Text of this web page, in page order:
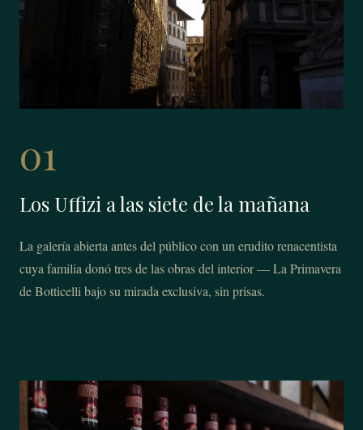
01
Los Uffizi a las siete de la mañana
La galería abierta antes del público con un erudito renacentista
cuya familia donó tres de las obras del interior — La Primavera
de Botticelli bajo su mirada exclusiva, sin prisas.